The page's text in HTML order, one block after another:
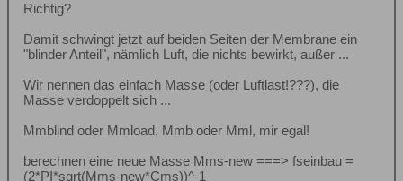
Richtig?
Damit schwingt jetzt auf beiden Seiten der Membrane ein
"blinder Anteil", nämlich Luft, die nichts bewirkt, außer ...
Wir nennen das einfach Masse (oder Luftlast!???), die
Masse verdoppelt sich ...
Mmblind oder Mmload, Mmb oder Mml, mir egal!
berechnen eine neue Masse Mms-new ===> fseinbau =
(2*PI*sqrt(Mms-new*Cms))^-1